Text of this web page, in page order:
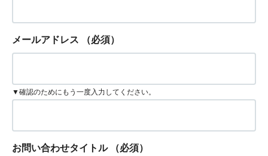
メールアドレス （必須）
▼確認のためにもう一度入力してください。
お問い合わせタイトル （必須）